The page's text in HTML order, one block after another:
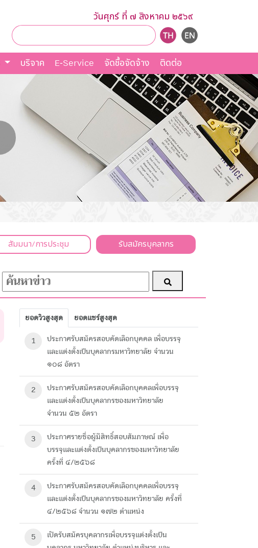
วันศุกร์ ที่ ๗ สิงหาคม ๒๕๖๙
บริจาค E-Service จัดชื้อจัดจ้าง ติดต่อ
สัมมนา/การประชุม รับสมัครบุคลากร
ยอดวิวสูงสุด ยอดแชร์สูงสุด
1
ประกาศรับสมัครสอบคัดเลือกบุคคล เพื่อบรรจุ
และแต่งตั้งเป็นบุคลากรมหาวิทยาลัย จำนวน
๑๐๘ อัตรา
2
ประกาศรับสมัครสอบคัดเลือกบุคคลเพื่อบรรจุ
และแต่งตั้งเป็นบุคลากรของมหาวิทยาลัย
จำนวน ๕๒ อัตรา
3
ประกาศรายชื่อผู้มีสิทธิ์สอบสัมภาษณ์ เพื่อ
บรรจุและแต่งตั้งเป็นบุคลากรของมหาวิทยาลัย
ครั้งที่ ๔/๒๕๖๘
4
ประกาศรับสมัครสอบคัดเลือกบุคคลเพื่อบรรจุ
และแต่งตั้งเป็นบุคลากรของมหาวิทยาลัย ครั้งที่
๔/๒๕๖๘ จำนวน ๑๗๒ ตำแหน่ง
5
เปิดรับสมัครบุคลากรเพื่อบรรจุแต่งตั้งเป็น